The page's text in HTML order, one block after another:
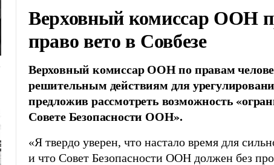
Верховный комиссар ООН
право вето в Совбезе
Верховный комиссар ООН по правам
решительным действиям для
предложив рассмотреть возможность
Совете Безопасности ООН».
«Я твердо уверен, что настало время для
и что Совет Безопасности ООН должен без